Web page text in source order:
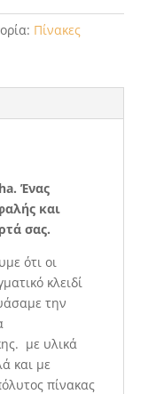
Πίνακες
Ένας
και
σας.
ότι οι
κλειδί
την
με υλικά
και με
πίνακας